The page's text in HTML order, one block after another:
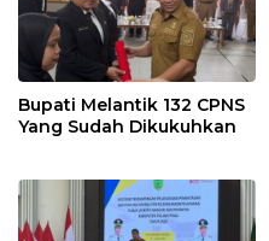
Bupati Melantik 132 CPNS
Yang Sudah Dikukuhkan